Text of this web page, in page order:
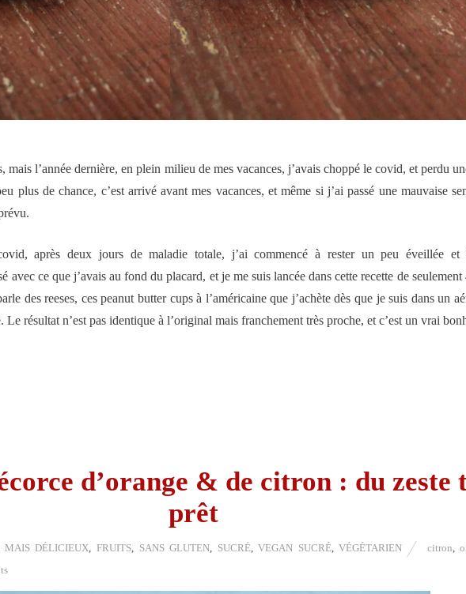
mais l’année dernière, en plein milieu de mes vacances, j’avais choppé le covid, et perdu
plus de chance, c’est arrivé avant mes vacances, et même si j’ai passé une mauvaise
après deux jours de maladie totale, j’ai commencé à rester un peu éveillée et
avec ce que j’avais au fond du placard, et je me suis lancée dans cette recette de
des reeses, ces peanut butter cups à l’américaine que j’achète dès que je suis dans un
Le résultat n’est pas identique à l’original mais franchement très proche, et c’est un vrai
d’orange & de citron : du zeste
prêt
MAIS DÉLICIEUX, FRUITS, SANS GLUTEN, SUCRÉ,VEGAN SUCRÉ,VÉGÉTARIEN citron,